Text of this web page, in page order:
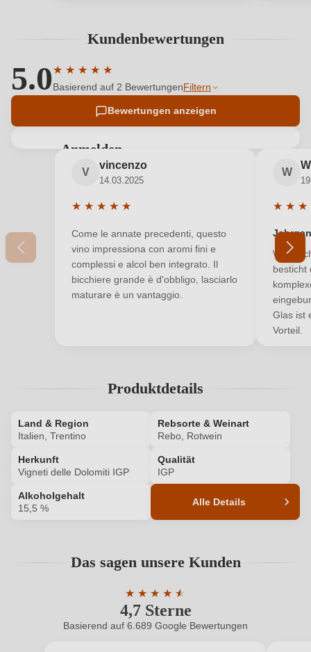
Kundenbewertungen
5.0★ ★ ★ ★ ★
Durchschnittliche Bewertung von 5 von 5 Sternen
Basierend auf 2 BewertungenFiltern
Bewertungen anzeigen
Anmelden
Bewertungen können nur von angemeldeten
Benutzern abgegeben werden. Bitte loggen Sie sich
Neuer Kunde?Neuer Kunde?
Ihre E-Mail-Adresse
ANMELDEN
V
vincenzo
14.03.2025
★ ★ ★ ★ ★
Come le annate precedenti, questo
vino impressiona con aromi fini e
complessi e alcol ben integrato. Il
bicchiere grande è d'obbligo, lasciarlo
maturare è un vantaggio.
W
★ ★ ★
Wie
besticht
Glas ist
Vorteil.
Produktdetails
Land & Region
Italien, Trentino
Rebsorte & Weinart
Rebo, Rotwein
Herkunft
Vigneti delle Dolomiti IGP
Qualität
IGP
Alkoholgehalt
15,5 %
Alle Details
Alkoholgehalt in %
Neues Barrique
Das sagen unsere Kunden
4,7 Sterne
★ ★ ★ ★ ★
★
Durchschnittliche Bewertung von 4.7
Basierend auf 6.689 Google Bewertungen